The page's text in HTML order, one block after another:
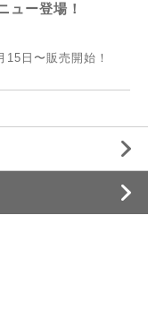
ー登場！
日〜販売開始！